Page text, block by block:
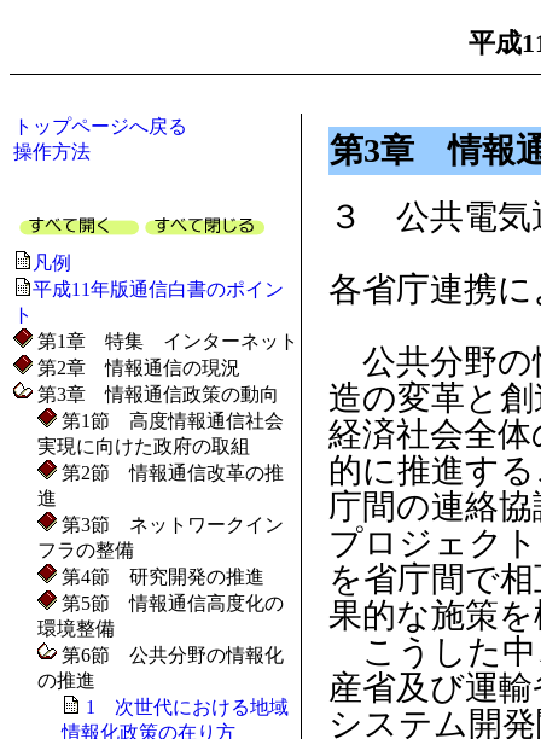
平成
トップページへ戻る
操作方法
凡例
平成11年版通信白書のポイン
ト
第1章 特集 インターネット
第2章 情報通信の現況
第3章 情報通信政策の動向
第1節 高度情報通信社会
実現に向けた政府の取組
第2節 情報通信改革の推
進
第3節 ネットワークイン
フラの整備
第4節 研究開発の推進
第5節 情報通信高度化の
環境整備
第6節 公共分野の情報化
の推進
1 次世代における地域
情報化政策の在り方
第3章 情報
３ 公共電気
各省庁連携
公共分野の
造の変革と
経済社会全
的に推進す
庁間の連絡
プロジェク
を省庁間で
果的な施策
こうした中
産省及び運
システム開